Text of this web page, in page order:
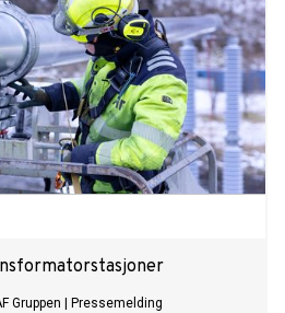
Gruppen Pressemelding